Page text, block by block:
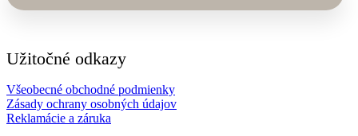
Užitočné odkazy
Všeobecné obchodné podmienky
Zásady ochrany osobných údajov
Reklamácie a záruka